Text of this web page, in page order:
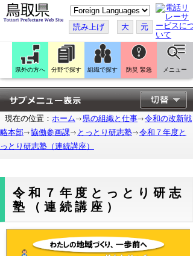
こ
の
ペ
ー
ジ
翻
訳
す
る
読み上げ 大 元
県外の方へ 分野で探す 組織で探す 防災 緊急 メニュー
現在の位置： ホーム 県の組織と仕事
令和の改新戦
略本部
協働参画課 とっとり研志塾
令和７年度と
っとり研志塾（連続講座）
令和７年度とっとり研志
塾（連続講座）